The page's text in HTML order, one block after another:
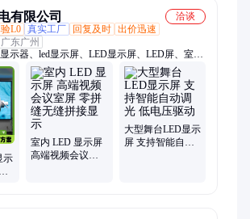
有限公司
洽谈
L0 真实工厂 回复及时 出价迅速
广东广州
示器、led显示屏、LED显示屏、LED屏、室内
屏、柔性屏、透明led屏、租赁屏、广告大屏
彩led显示屏、拼接屏、led海报屏、柔性显示
租赁屏、led透明贴膜屏
示
室内 LED 显示屏
高端视频会议室
大型舞台LED显示
屏 支持智能自动